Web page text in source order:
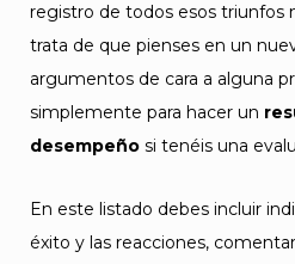
registro de todos esos triunfos
trata de que pienses en un
argumentos de cara a alguna
simplemente para hacer un
desempeño si tenéis una
En este listado debes incluir
éxito y las reacciones,